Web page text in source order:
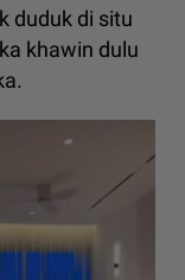
duduk di situ
khawin dulu